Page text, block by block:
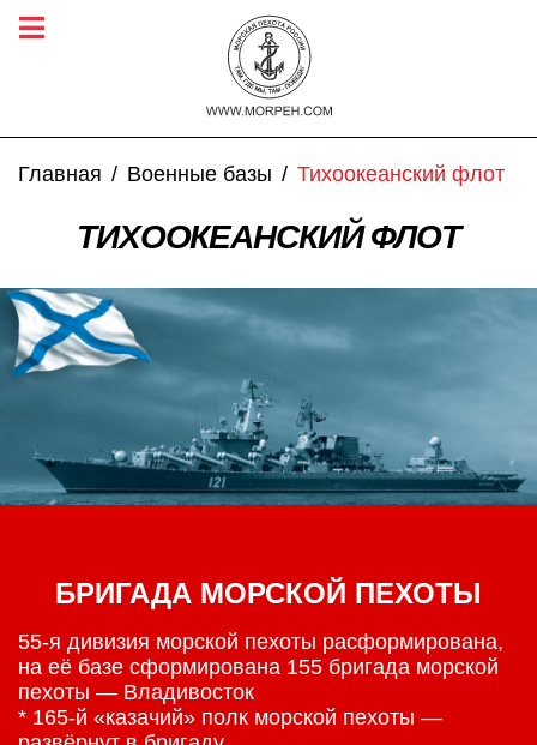
Главная Военные базы Тихоокеанский флот
ТИХООКЕАНСКИЙ ФЛОТ
БРИГАДА МОРСКОЙ ПЕХОТЫ
55-я дивизия морской пехоты расформирована,
на её базе сформирована 155 бригада морской
пехоты — Владивосток
* 165-й «казачий» полк морской пехоты —